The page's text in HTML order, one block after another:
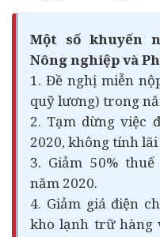
Một số khuyến
Nông nghiệp và
1. Đề nghị miễn
quỹ lương) trong
2. Tạm dừng việc
2020, không tính
3. Giảm 50%
năm 2020.
4. Giảm giá điện
kho lạnh trữ hàng